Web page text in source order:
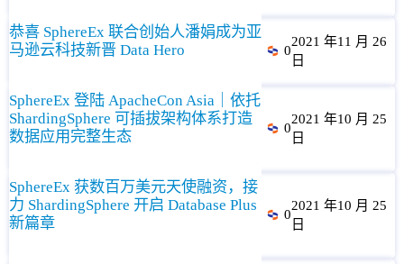
恭喜 SphereEx 联合创始人潘娟成为亚
马逊云科技新晋 Data Hero
0
2021 年11 月 26
日
SphereEx 登陆 ApacheCon Asia｜依托
ShardingSphere 可插拔架构体系打造
数据应用完整生态
0
2021 年10 月 25
日
SphereEx 获数百万美元天使融资，接
力 ShardingSphere 开启 Database Plus
新篇章
0
2021 年10 月 25
日